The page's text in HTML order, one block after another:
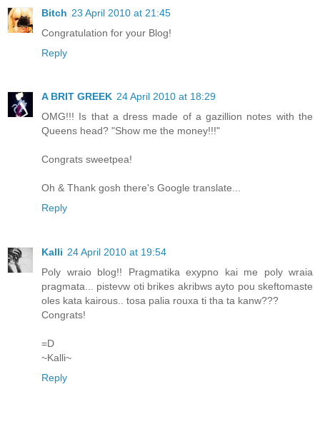
Bitch 23 April 2010 at 21:45
Congratulation for your Blog!
Reply
A BRIT GREEK 24 April 2010 at 18:29
OMG!!! Is that a dress made of a gazillion notes with the
Queens head? "Show me the money!!!"
Congrats sweetpea!
Oh & Thank gosh there's Google translate...
Reply
Kalli 24 April 2010 at 19:54
Poly wraio blog!! Pragmatika exypno kai me poly wraia
pragmata... pistevw oti brikes akribws ayto pou skeftomaste
oles kata kairous.. tosa palia rouxa ti tha ta kanw???
Congrats!
=D
~Kalli~
Reply